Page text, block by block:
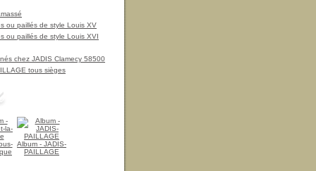
ou paillés de style Louis XV
ou paillés de style Louis XVI
chez JADIS Clamecy 58500
tous sièges
Album - JADIS-
PAILLAGE